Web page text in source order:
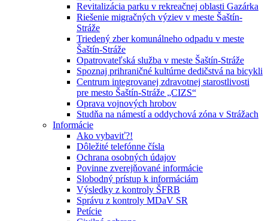
Revitalizácia parku v rekreačnej oblasti Gazárka
Riešenie migračných výziev v meste Šaštín-
Stráže
Triedený zber komunálneho odpadu v meste
Šaštín-Stráže
Opatrovateľská služba v meste Šaštín-Stráže
Spoznaj prihraničné kultúrne dedičstvá na bicykli
Centrum integrovanej zdravotnej starostlivosti
pre mesto Šaštín-Stráže „CIZS“
Oprava vojnových hrobov
Studňa na námestí a oddychová zóna v Strážach
Informácie
Ako vybaviť?!
Dôležité telefónne čísla
Ochrana osobných údajov
Povinne zverejňované informácie
Slobodný prístup k informáciám
Výsledky z kontroly ŠFRB
Správu z kontroly MDaV SR
Petície